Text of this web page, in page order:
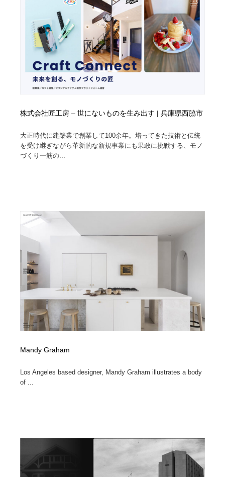
株式会社匠工房 – 世にないものを生み出す | 兵庫県西脇市
大正時代に建築業で創業して100余年。培ってきた技術と伝統
を受け継ぎながら革新的な新規事業にも果敢に挑戦する、モノ
づくり一筋の...
Mandy Graham
Los Angeles based designer, Mandy Graham illustrates a body
of ...